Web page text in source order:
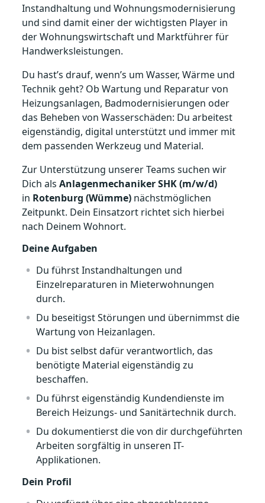
Instandhaltung und Wohnungsmodernisierung
und sind damit einer der wichtigsten Player in
der Wohnungswirtschaft und Marktführer für
Handwerksleistungen.
Du hast’s drauf, wenn’s um Wasser, Wärme und
Technik geht? Ob Wartung und Reparatur von
Heizungsanlagen, Badmodernisierungen oder
das Beheben von Wasserschäden: Du arbeitest
eigenständig, digital unterstützt und immer mit
dem passenden Werkzeug und Material.
Zur Unterstützung unserer Teams suchen wir
Dich alsAnlagenmechaniker SHK (m/w/d)
in Rotenburg (Wümme) nächstmöglichen
Zeitpunkt. Dein Einsatzort richtet sich hierbei
nach Deinem Wohnort.
Deine Aufgaben
Du führst Instandhaltungen und
Einzelreparaturen in Mieterwohnungen
durch.
Du beseitigst Störungen und übernimmst die
Wartung von Heizanlagen.
Du bist selbst dafür verantwortlich, das
benötigte Material eigenständig zu
beschaffen.
Du führst eigenständig Kundendienste im
Bereich Heizungs- und Sanitärtechnik durch.
Du dokumentierst die von dir durchgeführten
Arbeiten sorgfältig in unseren IT-
Applikationen.
Dein Profil